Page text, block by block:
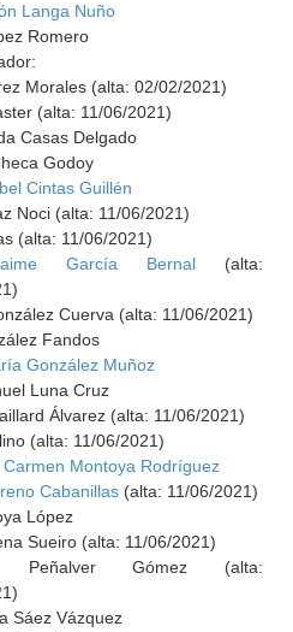
Langa Nuño
Romero
Morales (alta: 02/02/2021)
(alta: 11/06/2021)
Casas Delgado
Godoy
Cintas Guillén
Noci (alta: 11/06/2021)
(alta: 11/06/2021)
García Bernal(alta:
Cuerva (alta: 11/06/2021)
Fandos
González Muñoz
Luna Cruz
Álvarez (alta: 11/06/2021)
(alta: 11/06/2021)
Montoya Rodríguez
Cabanillas(alta: 11/06/2021)
López
Sueiro (alta: 11/06/2021)
Peñalver Gómez (alta:
Sáez Vázquez